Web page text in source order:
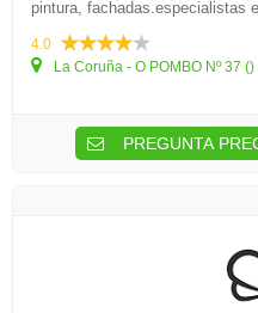
pintura, fachadas.especialistas
4.0
La Coruña - O POMBO Nº 37
PREGUNTA